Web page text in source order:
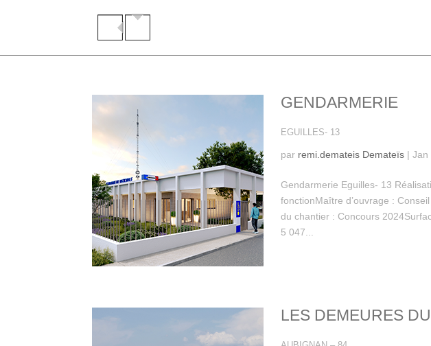
GENDARMERIE
EGUILLES- 13
par remi.demateis Demateïs |Jan
Gendarmerie Eguilles- 13
fonctionMaître d’ouvrage :
du chantier : Concours
5 047...
LES DEMEURES